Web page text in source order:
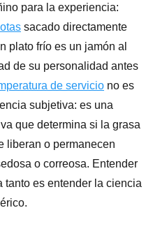
para la experiencia:
sacado directamente
plato frío es un jamón al
de su personalidad antes
de servicio no es
subjetiva: es una
que determina si la grasa
liberan o permanecen
o correosa. Entender
tanto es entender la ciencia